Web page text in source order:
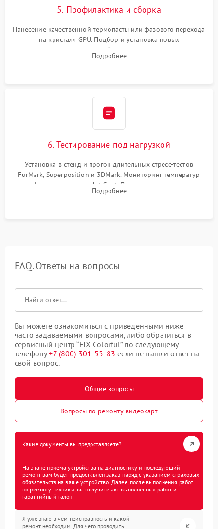
5. Профилактика и сборка
Нанесение качественной термопасты или фазового перехода
на кристалл GPU. Подбор и установка новых
термопрокладок правильной толщины на память и цепи
питания. Монтаж радиатора и бэкплейта, подключение и
Подробнее
6. Тестирование под нагрузкой
Установка в стенд и прогон длительных стресс-тестов
FurMark, Superposition и 3DMark. Мониторинг температур
графического чипа и Hot Spot. Проверка на отсутствие
артефактов изображения, вылетов драйвера и зависаний.
Подробнее
FAQ. Ответы на вопросы
Вы можете ознакомиться с приведенными ниже
часто задаваемыми вопросами, либо обратиться в
сервисный центр “FIX-Colorful” по следующему
телефону+7 (800) 301-55-83 если не нашли ответ на
свой вопрос.
Общие вопросы
Вопросы по ремонту видеокарт
Какие документы вы предоставляете?
На этапе приема устройства на диагностику и последующий
ремонт вам будет предоставлен заказ-наряд с указанием страховых
обязательств на ваше устройство. Далее, после выполнения работ
по ремонту техники, вы получите акт выполненных работ и
гарантийный талон.
Я уже знаю в чем неисправность и какой
ремонт необходим. Для чего проводить